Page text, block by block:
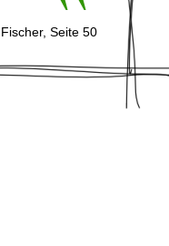
, Fischer, Seite 50